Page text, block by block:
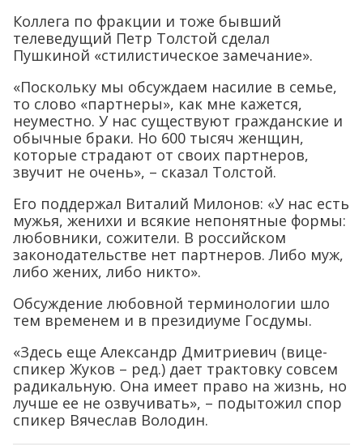
Коллега по фракции и тоже бывший
телеведущий Петр Толстой сделал
Пушкиной «стилистическое замечание».
«Поскольку мы обсуждаем насилие в семье,
то слово «партнеры», как мне кажется,
неуместно. У нас существуют гражданские и
обычные браки. Но 600 тысяч женщин,
которые страдают от своих партнеров,
звучит не очень», – сказал Толстой.
Его поддержал Виталий Милонов: «У нас есть
мужья, женихи и всякие непонятные формы:
любовники, сожители. В российском
законодательстве нет партнеров. Либо муж,
либо жених, либо никто».
Обсуждение любовной терминологии шло
тем временем и в президиуме Госдумы.
«Здесь еще Александр Дмитриевич (вице-
спикер Жуков – ред.) дает трактовку совсем
радикальную. Она имеет право на жизнь, но
лучше ее не озвучивать», – подытожил спор
спикер Вячеслав Володин.